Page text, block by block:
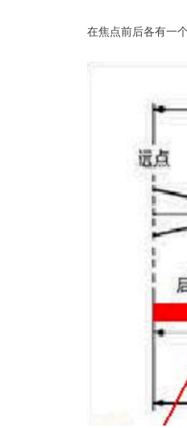
在焦点前后各有一